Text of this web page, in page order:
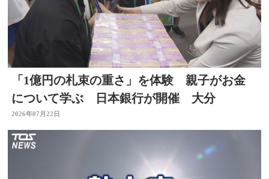
「1億円の札束の重さ」を体験 親子がお金
について学ぶ 日本銀行が開催 大分
2026年07月22日